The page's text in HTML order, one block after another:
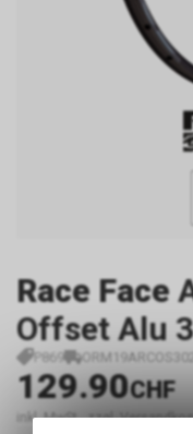
Race Face
Offset Alu
P869
129.90CHF
inkl. MwSt., zzgl.